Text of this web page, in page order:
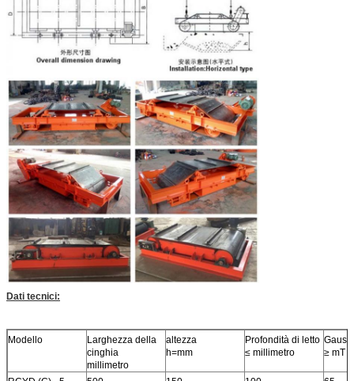
Dati tecnici:
Modello
Larghezza della
cinghia
millimetro
altezza
h=mm
Profondità di letto
≤ millimetro
Gauss
≥ mT